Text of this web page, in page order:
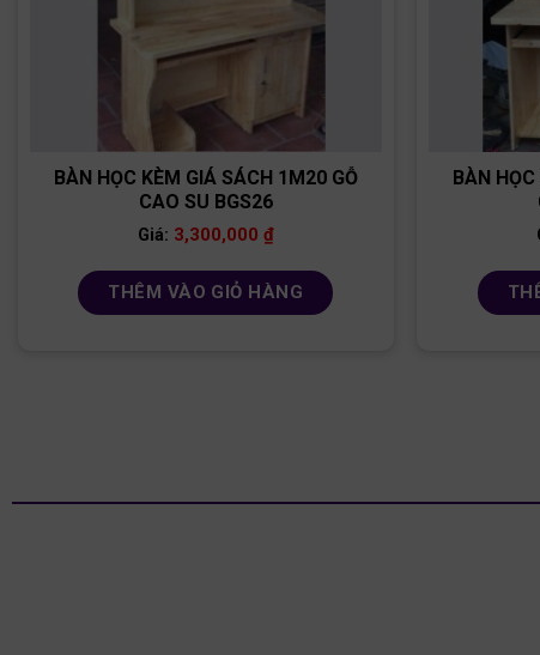
BÀN HỌC KÈM GIÁ SÁCH 1M20 GỖ
CAO SU BGS26
Giá: 3,300,000 ₫
THÊM VÀO GIỎ HÀNG
BÀN